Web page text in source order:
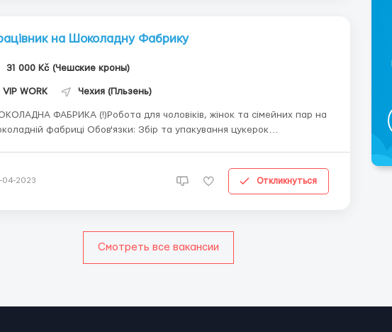
на Шоколадну Фабрику
31 000 Kč (Чешские кроны)
VIP WORK Чехия (Пльзень)
ФАБРИКА (!)Робота для чоловіків, жінок та сімейних пар на
фабриці Обов'язки: Збір та упакування цукерок
04-2023 Откликнуться
Смотреть все вакансии